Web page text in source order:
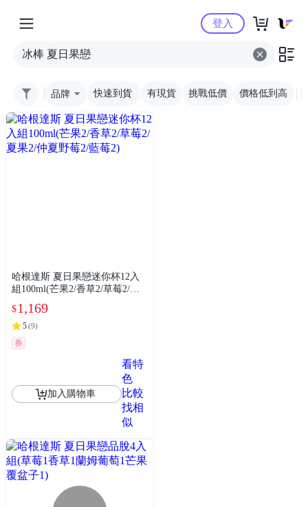
Yahoo購物中心
登入
品牌 快速到貨 有現貨 挑戰低價 價格低到高
哈根達斯 夏日果戀迷你杯12入
組100ml(芒果2/香草2/草莓2/夏
果2/仲夏野莓2/藍莓2)
$1,169
5(9)
券
加入購物車
看特
色
比較
找相
似